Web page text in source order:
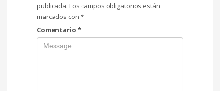
publicada. Los campos obligatorios están
marcados con *
Comentario *